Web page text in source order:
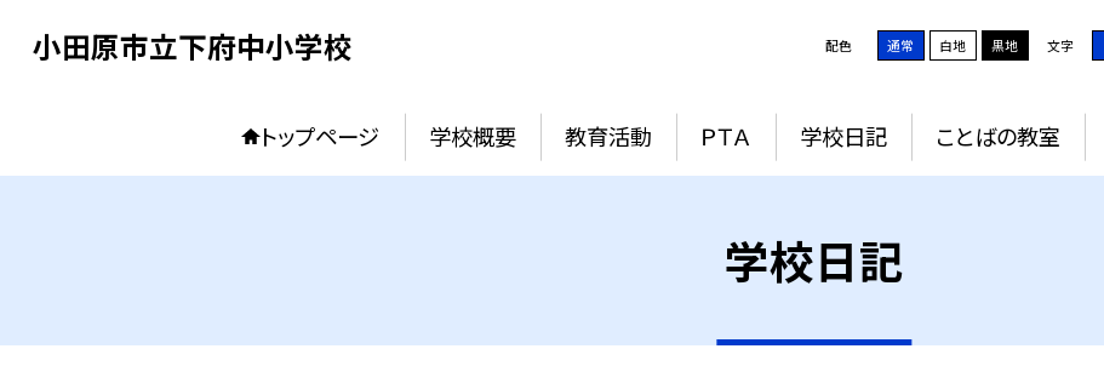
小田原市立下府中小学校 配色 通常 白地 黒地 文字
トップページ 学校概要 教育活動 ＰＴＡ 学校日記 ことばの教室
学校日記